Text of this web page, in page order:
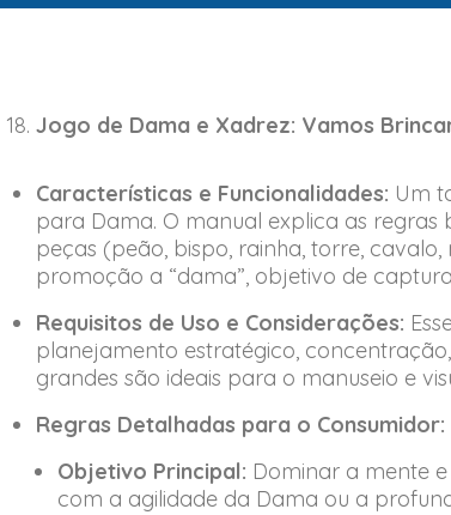
Jogo de Dama e Xadrez: Vamos
Características e Funcionalidades: Um
para Dama. O manual explica as regras
peças (peão, bispo, rainha, torre,
promoção a “dama”, objetivo de
Requisitos de Uso e Considerações:
planejamento estratégico,
grandes são ideais para o manuseio e
Regras Detalhadas para o Consumidor:
Objetivo Principal: Dominar a mente
com a agilidade da Dama ou a